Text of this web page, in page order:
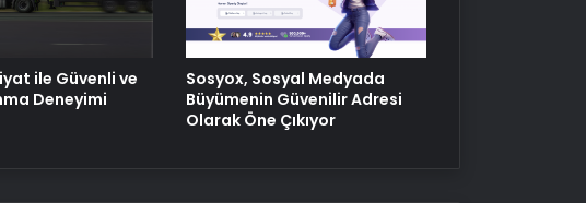
Porego ile Kargo Süreçlerinizi Daha
Kolay Yönetin
ile Güvenli ve
Deneyimi
Sosyox, Sosyal Medyada
Büyümenin Güvenilir Adresi
Olarak Öne Çıkıyor